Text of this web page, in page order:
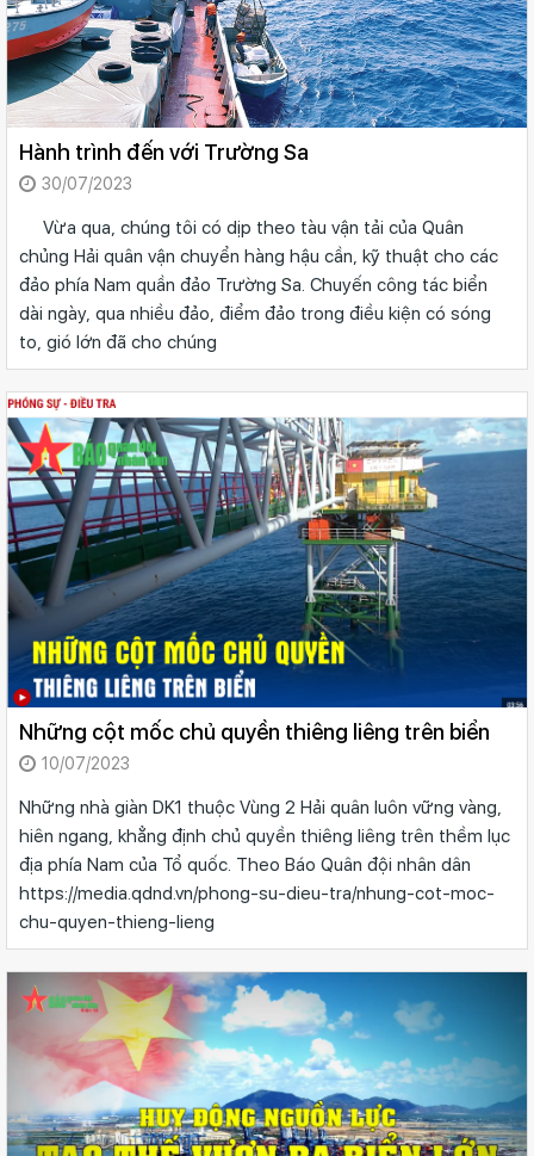
Hành trình đến với Trường Sa
30/07/2023
Vừa qua, chúng tôi có dịp theo tàu vận tải của Quân
chủng Hải quân vận chuyển hàng hậu cần, kỹ thuật cho các
đảo phía Nam quần đảo Trường Sa. Chuyến công tác biển
dài ngày, qua nhiều đảo, điểm đảo trong điều kiện có sóng
to, gió lớn đã cho chúng
Những cột mốc chủ quyền thiêng liêng trên biển
10/07/2023
Những nhà giàn DK1 thuộc Vùng 2 Hải quân luôn vững vàng,
hiên ngang, khẳng định chủ quyền thiêng liêng trên thềm lục
địa phía Nam của Tổ quốc. Theo Báo Quân đội nhân dân
https://media.qdnd.vn/phong-su-dieu-tra/nhung-cot-moc-
chu-quyen-thieng-lieng